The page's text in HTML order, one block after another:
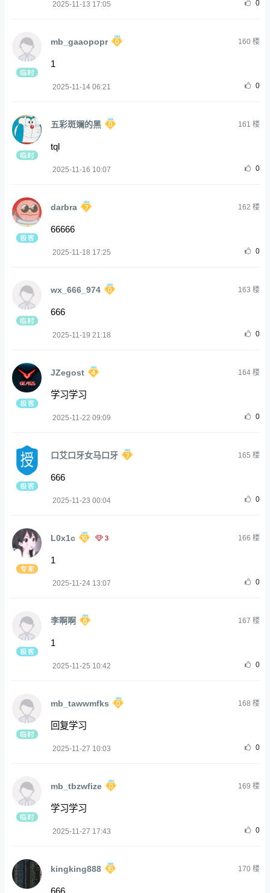
2025-11-13 17:05 0
mb_gaaopopr 160楼
1
2025-11-14 06:21 0
五彩斑斓的黑 161 楼
tql
2025-11-16 10:07 0
darbra 162 楼
66666
2025-11-18 17:25 0
wx_666_974 163 楼
666
2025-11-19 21:18 0
JZegost 164楼
学习学习
2025-11-22 09:09 0
口艾口牙女马口牙 165 楼
666
2025-11-23 00:04 0
L0x1c 3 166 楼
1
2025-11-24 13:07 0
李啊啊 167 楼
1
2025-11-25 10:42 0
mb_tawwmfks 168 楼
回复学习
2025-11-27 10:03 0
mb_tbzwfize 169 楼
学习学习
2025-11-27 17:43 0
kingking888 170楼